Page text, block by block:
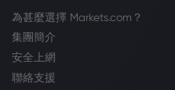
為甚麼選擇 Markets.com？
集團簡介
安全上網
聯絡支援